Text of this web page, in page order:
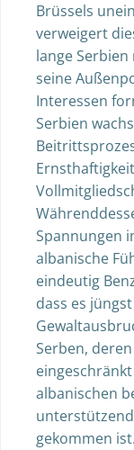
Brüssels
verweigert
lange
seine
Interessen
Serbien
Spannungen
albanische
eindeutig
dass es
Serben,
albanischen
gekommen